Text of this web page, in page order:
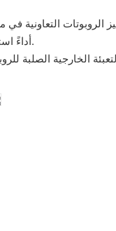
تقدم شركة CIANSUNG أداءً استثنائياً ومنتجات عالية الجودة.